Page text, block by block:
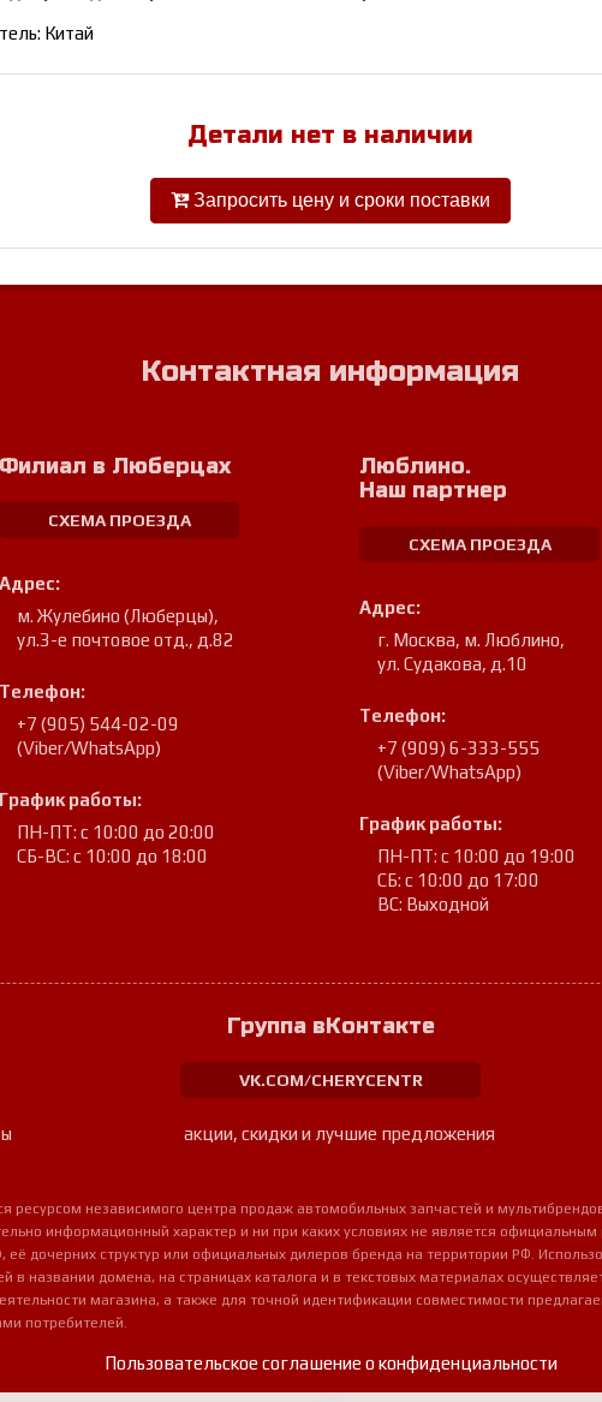
Китай
Детали нет в наличии
Запросить цену и сроки поставки
Контактная информация
Филиал в Люберцах
СХЕМА ПРОЕЗДА
Адрес:
м. Жулебино (Люберцы),
ул.3-е почтовое отд., д.82
Телефон:
+7 (905) 544-02-09
(Viber/WhatsApp)
График работы:
ПН-ПТ: с 10:00 до 20:00
СБ-ВС: с 10:00 до 18:00
Люблино.
Наш партнер
СХЕМА ПРОЕЗДА
Адрес:
г. Москва, м. Люблино,
ул. Судакова, д.10
Телефон:
+7 (909) 6-333-555
(Viber/WhatsApp)
График работы:
ПН-ПТ: с 10:00 до 19:00
СБ: с 10:00 до 17:00
ВС: Выходной
Группа вКонтакте
VK.COM/CHERYCENTR
акции, скидки и лучшие предложения
ресурсом независимого центра продаж автомобильных запчастей и
информационный характер и ни при каких условиях не является
дочерних структур или официальных дилеров бренда на территории РФ.
в названии домена, на страницах каталога и в текстовых материалах
магазина, а также для точной идентификации совместимости
потребителей.
Пользовательское соглашение о конфиденциальности